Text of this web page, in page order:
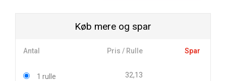
Køb mere og spar
Antal Pris / Rulle Spar
1 rulle 32,13